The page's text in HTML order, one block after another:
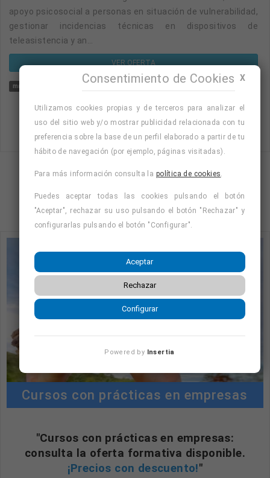
apoyo psicosocial a personas en situación de vulnerabilidad,
gestionar incidencias técnicas en dispositivos de
teleasistencia y an...
VER OFERTA
mañana
Mostrando página 1 de 26 (Total 104)
1 4 … 26
Cursos con prácticas en empresas
"Cursos con prácticas en empresas:
consulta la oferta formativa disponible.
¡Precios con descuento!"
X
Consentimiento de Cookies
Utilizamos cookies propias y de terceros para analizar el
uso del sitio web y/o mostrar publicidad relacionada con tu
preferencia sobre la base de un perfil elaborado a partir de tu
hábito de navegación (por ejemplo, páginas visitadas).
Para más información consulta la política de cookies
Puedes aceptar todas las cookies pulsando el botón
"Aceptar", rechazar su uso pulsando el botón "Rechazar" y
configurarlas pulsando el botón "Configurar".
Aceptar
Rechazar
Configurar
Powered by Insertia